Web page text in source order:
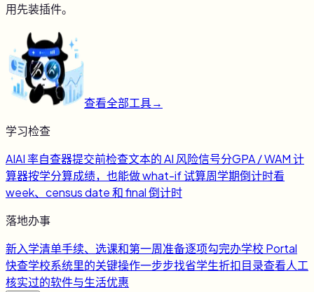
用先装插件。
查看全部工具→
学习检查
AIAI 率自查器提交前检查文本的 AI 风险信号分GPA / WAM 计
算器按学分算成绩，也能做 what-if 试算周学期倒计时看
week、census date 和 final 倒计时
落地办事
新入学清单手续、选课和第一周准备逐项勾完办学校 Portal
快查学校系统里的关键操作一步步找省学生折扣目录查看人工
核实过的软件与生活优惠